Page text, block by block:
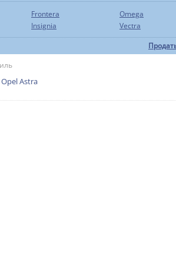
Frontera
Insignia
Omega
Vectra
Astra